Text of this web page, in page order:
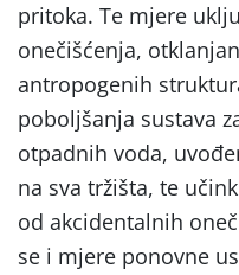
pritoka. Te mjere
onečišćenja,
antropogenih
poboljšanja sustava
otpadnih voda,
na sva tržišta, te
od akcidentalnih
se i mjere ponovne